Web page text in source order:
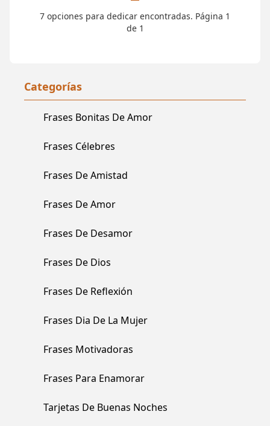
Categorías
Frases Bonitas De Amor
Frases Célebres
Frases De Amistad
Frases De Amor
Frases De Desamor
Frases De Dios
Frases De Reflexión
Frases Dia De La Mujer
Frases Motivadoras
Frases Para Enamorar
Tarjetas De Buenas Noches
7 opciones para dedicar encontradas. Página 1
de 1